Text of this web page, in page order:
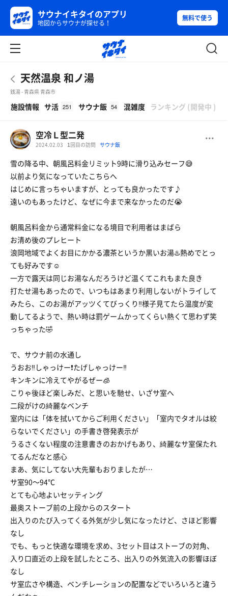
サウナイキタイのアプリ
地図からサウナが探せる！
無料で使う
天然温泉 和ノ湯
銭湯 - 青森県 青森市
施設情報 サ活 251 サウナ飯 54 混雑度 ランキング (開発中 )
空冷Ｌ型二発
2024.02.03 1回目の訪問 サウナ飯
雪の降る中、朝風呂料金リミット9時に滑り込みセーフ😅
以前より気になっていたこちらへ
はじめに言っちゃいますが、とっても良かったです♪
遠いのもあったけど、なぜに今まで来なかったのだ😭
朝風呂料金から通常料金になる境目で利用者はまばら
お清め後のプレヒート
浪岡地域でよくお目にかかる濃茶というか黒いお湯♨️熱めでとっ
ても好みです☺️
一方で露天は同じお湯なんだろうけど温くてこれもまた良き
打たせ湯もあったので、いつもはあまり利用しないがトライして
みたら、このお湯がアッツくてびっくり‼️様子見てたら温度が変
動してるようで、熱い時は罰ゲームかってくらい熱くて思わず笑
っちゃった🤣
で、サウナ前の水通し
うおお‼️しゃっけー❗️たげしゃっけー‼️
キンキンに冷えてやがるぜー🧊
こりゃ後ほど楽しみだ、と思いを馳せ、いざサ室へ
二段がけの綺麗なベンチ
室内には「体を拭いてからご利用ください」「室内でタオルは絞
らないでください」の手書き啓発表示が
うるさくない程度の注意書きのおかげもあり、綺麗なサ室保たれ
てるんだなと感心
まあ、気にしてない大先輩もおりましたが…
サ室90〜94℃
とても心地よいセッティング
最奥ストーブ前の上段からのスタート
出入りのたび入ってくる外気が少し気になったけど、さほど影響
なし
でも、もっと快適な環境を求め、3セット目はストーブの対角、
入り口直近の上段を試したところ、出入りの外気流入の影響ほぼ
なし
サ室広さや構造、ベンチレーションの配置などでいろいろと違う